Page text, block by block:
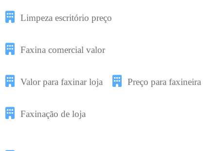
Limpeza escritório preço
Faxina comercial valor
Valor para faxinar loja Preço para faxineira
Faxinação de loja